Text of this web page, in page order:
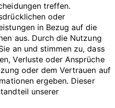
treffen.
oder
in Bezug auf die
aus. Durch die Nutzung
an und stimmen zu, dass
Verluste oder Ansprüche
oder dem Vertrauen auf
ergeben. Dieser
unserer